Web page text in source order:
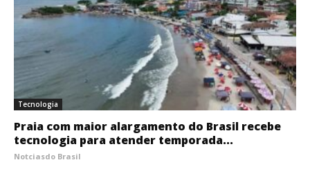
Tecnologia
Praia com maior alargamento do Brasil recebe
tecnologia para atender temporada...
Notciasdo Brasil